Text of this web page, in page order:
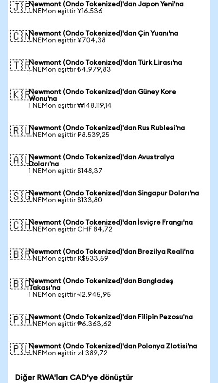
🇯🇵Newmont (Ondo Tokenized)'dan Japon Yeni'na
1 NEMon eşittir ¥16.536
🇨🇳Newmont (Ondo Tokenized)'dan Çin Yuanı'na
1 NEMon eşittir ¥704,38
🇹🇷Newmont (Ondo Tokenized)'dan Türk Lirası'na
1 NEMon eşittir ₺4.979,83
🇰🇷Newmont (Ondo Tokenized)'dan Güney Kore
Wonu'na
1 NEMon eşittir ₩148.119,14
🇷🇺Newmont (Ondo Tokenized)'dan Rus Rublesi'na
1 NEMon eşittir ₽8.539,25
🇦🇺Newmont (Ondo Tokenized)'dan Avustralya
Doları'na
1 NEMon eşittir $148,37
🇸🇬Newmont (Ondo Tokenized)'dan Singapur Doları'na
1 NEMon eşittir $133,80
🇨🇭Newmont (Ondo Tokenized)'dan İsviçre Frangı'na
1 NEMon eşittir CHF 84,72
🇧🇷Newmont (Ondo Tokenized)'dan Brezilya Reali'na
1 NEMon eşittir R$533,59
🇧🇩Newmont (Ondo Tokenized)'dan Bangladeş
Takası'na
1 NEMon eşittir ৳12.945,95
🇵🇭Newmont (Ondo Tokenized)'dan Filipin Pezosu'na
1 NEMon eşittir ₱6.363,62
🇵🇱Newmont (Ondo Tokenized)'dan Polonya Zlotisi'na
1 NEMon eşittir zł 389,72
Diğer RWA'ları CAD'ye dönüştür